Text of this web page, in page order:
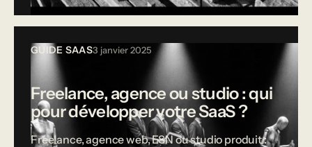
GUIDE SAAS3 janvier 2025
Freelance, agence ou studio : qui
pour développer votre SaaS ?
Freelance, agence web, ESN ou studio produit :